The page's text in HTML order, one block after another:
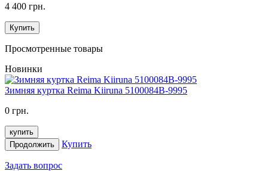
4 400 грн.
Купить
Просмотренные товары
Новинки
Зимняя куртка Reima Kiiruna 5100084B-9995
0 грн.
купить
Продолжить
Купить
Задать вопрос